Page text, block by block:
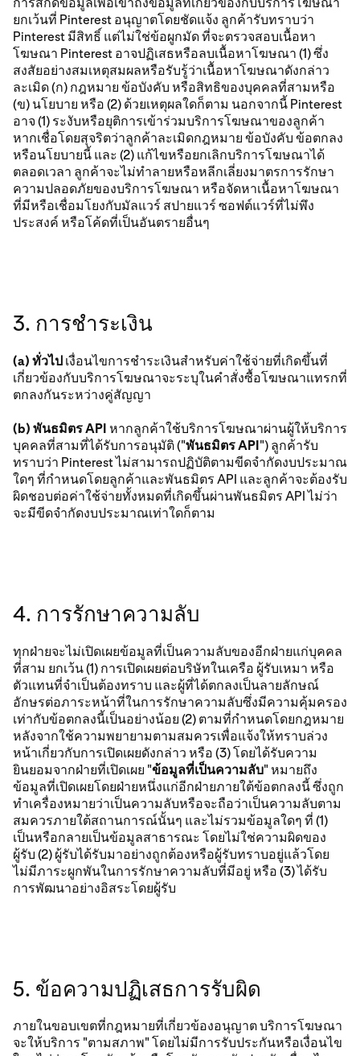
การสกัดข้อมูลเพื่อเข้าถึงข้อมูลที่เกี่ยวข้องกับบริการโฆษณา
ยกเว้นที่ Pinterest อนุญาตโดยชัดแจ้ง ลูกค้ารับทราบว่า
Pinterest มีสิทธิ์ แต่ไม่ใช่ข้อผูกมัด ที่จะตรวจสอบเนื้อหา
โฆษณา Pinterest อาจปฏิเสธหรือลบเนื้อหาโฆษณา (1) ซึ่ง
สงสัยอย่างสมเหตุสมผลหรือรับรู้ว่าเนื้อหาโฆษณาดังกล่าว
ละเมิด (ก) กฎหมาย ข้อบังคับ หรือสิทธิของบุคคลที่สามหรือ
(ข) นโยบาย หรือ (2) ด้วยเหตุผลใดก็ตาม นอกจากนี้ Pinterest
อาจ (1) ระงับหรือยุติการเข้าร่วมบริการโฆษณาของลูกค้า
หากเชื่อโดยสุจริตว่าลูกค้าละเมิดกฎหมาย ข้อบังคับ ข้อตกลง
หรือนโยบายนี้ และ (2) แก้ไขหรือยกเลิกบริการโฆษณาได้
ตลอดเวลา ลูกค้าจะไม่ทําลายหรือหลีกเลี่ยงมาตรการรักษา
ความปลอดภัยของบริการโฆษณา หรือจัดหาเนื้อหาโฆษณา
ที่มีหรือเชื่อมโยงกับมัลแวร์ สปายแวร์ ซอฟต์แวร์ที่ไม่พึง
ประสงค์ หรือโค้ดที่เป็นอันตรายอื่นๆ
3. การชำระเงิน
(a) ทั่วไป เงื่อนไขการชําระเงินสําหรับค่าใช้จ่ายที่เกิดขึ้นที่
เกี่ยวข้องกับบริการโฆษณาจะระบุในคำสั่งซื้อโฆษณาแทรกที่
ตกลงกันระหว่างคู่สัญญา
(b) พันธมิตร API หากลูกค้าใช้บริการโฆษณาผ่านผู้ให้บริการ
บุคคลที่สามที่ได้รับการอนุมัติ ("พันธมิตร API") ลูกค้ารับ
ทราบว่า Pinterest ไม่สามารถปฏิบัติตามขีดจำกัดงบประมาณ
ใดๆ ที่กำหนดโดยลูกค้าและพันธมิตร API และลูกค้าจะต้องรับ
ผิดชอบต่อค่าใช้จ่ายทั้งหมดที่เกิดขึ้นผ่านพันธมิตร API ไม่ว่า
จะมีขีดจำกัดงบประมาณเท่าใดก็ตาม
4. การรักษาความลับ
ทุกฝ่ายจะไม่เปิดเผยข้อมูลที่เป็นความลับของอีกฝ่ายแก่บุคคล
ที่สาม ยกเว้น (1) การเปิดเผยต่อบริษัทในเครือ ผู้รับเหมา หรือ
ตัวแทนที่จำเป็นต้องทราบ และผู้ที่ได้ตกลงเป็นลายลักษณ์
อักษรต่อภาระหน้าที่ในการรักษาความลับซึ่งมีความคุ้มครอง
เท่ากับข้อตกลงนี้เป็นอย่างน้อย (2) ตามที่กำหนดโดยกฎหมาย
หลังจากใช้ความพยายามตามสมควรเพื่อแจ้งให้ทราบล่วง
หน้าเกี่ยวกับการเปิดเผยดังกล่าว หรือ (3) โดยได้รับความ
ยินยอมจากฝ่ายที่เปิดเผย "ข้อมูลที่เป็นความลับ" หมายถึง
ข้อมูลที่เปิดเผยโดยฝ่ายหนึ่งแก่อีกฝ่ายภายใต้ข้อตกลงนี้ ซึ่งถูก
ทำเครื่องหมายว่าเป็นความลับหรือจะถือว่าเป็นความลับตาม
สมควรภายใต้สถานการณ์นั้นๆ และไม่รวมข้อมูลใดๆ ที่ (1)
เป็นหรือกลายเป็นข้อมูลสาธารณะ โดยไม่ใช่ความผิดของ
ผู้รับ (2) ผู้รับได้รับมาอย่างถูกต้องหรือผู้รับทราบอยู่แล้วโดย
ไม่มีภาระผูกพันในการรักษาความลับที่มีอยู่ หรือ (3) ได้รับ
การพัฒนาอย่างอิสระโดยผู้รับ
5. ข้อความปฏิเสธการรับผิด
ภายในขอบเขตที่กฎหมายที่เกี่ยวข้องอนุญาต บริการโฆษณา
จะให้บริการ "ตามสภาพ" โดยไม่มีการรับประกันหรือเงื่อนไข